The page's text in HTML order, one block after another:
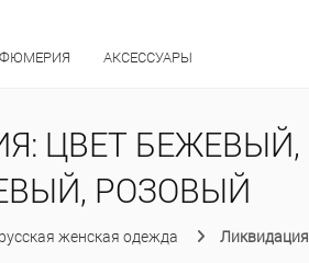
АКСЕССУАРЫ
ЦВЕТ БЕЖЕВЫЙ,
РОЗОВЫЙ
женская одежда Ликвидация